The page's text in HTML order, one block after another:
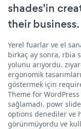
shades'in
their business.
Yerel fuarlar ve el
birkaç ay sonra, rbia
yolunu arıyordu.
ergonomik
göstermek için
Theme for
sağlamadı. powr
options denediler ve
görünmüyordu ve